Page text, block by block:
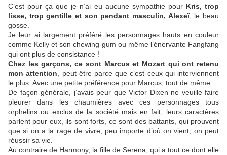
C’est pour ça que je n’ai eu aucune sympathie pour Kris, trop
lisse, trop gentille et son pendant masculin, Alexeï, le beau
gosse.
Je leur ai largement préféré les personnages hauts en couleur
comme Kelly et son chewing-gum ou même l’énervante Fangfang
qui ont plus de consistance !
Chez les garçons, ce sont Marcus et Mozart qui ont retenu
mon attention , peut-être parce que c’est ceux qui interviennent
le plus. Avec une petite préférence pour Marcus, tout de même…
De façon générale, j’avais peur que Victor Dixen ne veuille faire
pleurer dans les chaumières avec ces personnages tous
orphelins ou exclus de la société mais en fait, leurs caractères
parlent pour eux, ils sont forts, ce sont des battants, qui prouvent
que si on a la rage de vivre, peu importe d’où on vient, on peut
réussir sa vie.
Au contraire de Harmony, la fille de Serena, qui a tout ce dont elle